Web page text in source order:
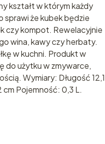
kształt w którym każdy
sprawi że kubek będzie
czy kompot. Rewelacyjnie
wina, kawy czy herbaty.
w kuchni. Produkt w
do użytku w zmywarce,
Wymiary: Długość 12,1
Pojemność: 0,3 L.